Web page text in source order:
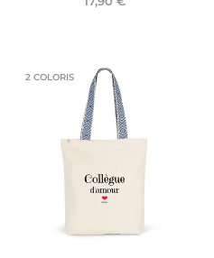
2 COLORIS